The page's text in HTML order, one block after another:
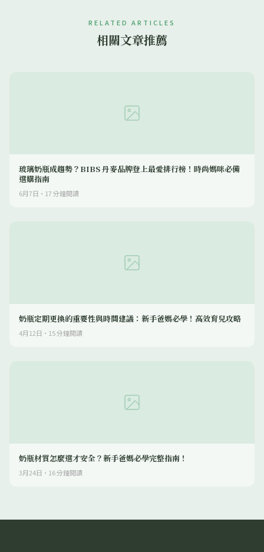
RELATED ARTICLES
相關文章推薦
玻璃奶瓶成趨勢？BIBS 丹麥品牌登上最愛排行榜！時尚媽咪必備
選購指南
6月7日 · 17分鐘閱讀
奶瓶定期更換的重要性與時間建議：新手爸媽必學！高效育兒攻略
4月12日 · 15分鐘閱讀
奶瓶材質怎麼選才安全？新手爸媽必學完整指南！
3月24日 · 16分鐘閱讀